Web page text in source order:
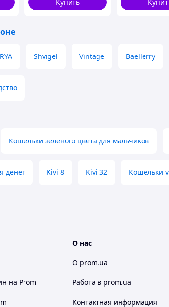
Купить
Shvigel Vintage Baellerry
Кошельки зеленого цвета для мальчиков
денег Kivi 8 Kivi 32 Кошельки
на Prom
О нас
О prom.ua
Работа в prom.ua
Контактная информация